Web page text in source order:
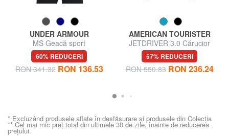
UNDER ARMOUR
MS Geacă sport
60% REDUCERI
RON 341.32 RON 136.53
AMERICAN TOURISTER
JETDRIVER 3.0 Cărucior
pentru bagaje de mână
57% REDUCERI
RON 550.83 RON 236.24
* Excluzând produsele aflate în desfășurare și produsele din Colecția
** Cel mai mic preț total din ultimele 30 de zile, înainte de reducerea
prețului.